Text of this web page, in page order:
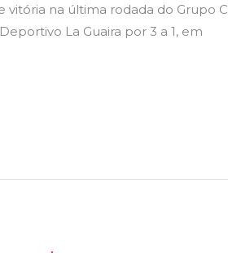
na última rodada do Grupo C
La Guaira por 3 a 1, em